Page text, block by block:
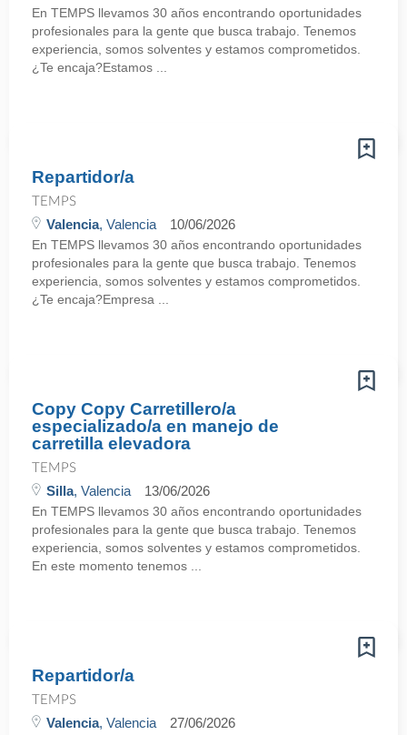
En TEMPS llevamos 30 años encontrando oportunidades
profesionales para la gente que busca trabajo. Tenemos
experiencia, somos solventes y estamos comprometidos.
¿Te encaja?Estamos ...
Repartidor/a
TEMPS
Valencia, Valencia 10/06/2026
En TEMPS llevamos 30 años encontrando oportunidades
profesionales para la gente que busca trabajo. Tenemos
experiencia, somos solventes y estamos comprometidos.
¿Te encaja?Empresa ...
Copy Copy Carretillero/a
especializado/a en manejo de
carretilla elevadora
TEMPS
Silla, Valencia 13/06/2026
En TEMPS llevamos 30 años encontrando oportunidades
profesionales para la gente que busca trabajo. Tenemos
experiencia, somos solventes y estamos comprometidos.
En este momento tenemos ...
Repartidor/a
TEMPS
Valencia, Valencia 27/06/2026